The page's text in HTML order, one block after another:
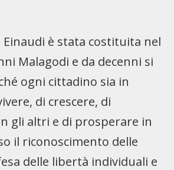
Einaudi è stata costituita nel
Malagodi e da decenni si
ogni cittadino sia in
di crescere, di
gli altri e di prosperare in
il riconoscimento delle
delle libertà individuali e